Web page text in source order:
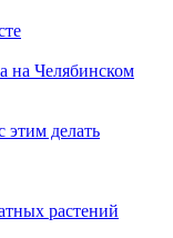
на Челябинском
этим делать
растений